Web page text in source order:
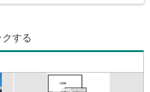
する